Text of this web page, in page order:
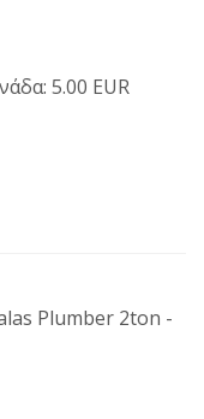
5.00 EUR
Plumber 2ton -